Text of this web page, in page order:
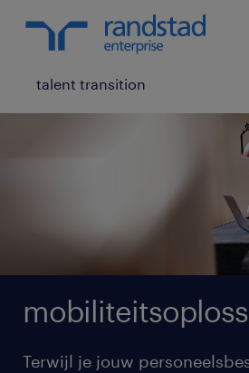
talent transition
Terwijl je jouw